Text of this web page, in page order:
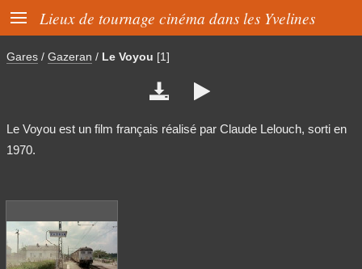
 Lieux de tournage cinéma dans les Yvelines
Gares / Gazeran / Le Voyou [1]
 
Le Voyou est un film français réalisé par Claude Lelouch, sorti en
1970.